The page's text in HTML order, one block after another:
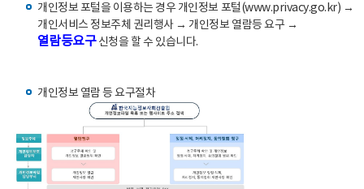
개인정보 포털을 이용하는 경우 개인정보 포털(www.privacy.go.kr) →
개인서비스 정보주체 권리행사 → 개인정보 열람등 요구 →
열람등요구신청을 할 수 있습니다.
개인정보 열람 등 요구절차